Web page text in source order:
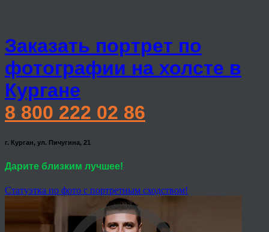
Заказать портрет по
фотографии на холсте в
Кургане
8 800 222 02 86
г. Курган, ул. Пичугина, 21
Дарите близким лучшее!
Статуэтка по фото с портретным сходством!